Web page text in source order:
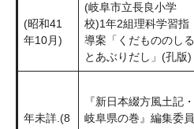
(昭和41
年10月)
(岐阜市立長良小学
校)1年2組理科学習指
導案「くだもののしる
とあぶりだし」(孔版)
年未詳.(8
『新日本綴方風土記・
岐阜県の巻』編集委員